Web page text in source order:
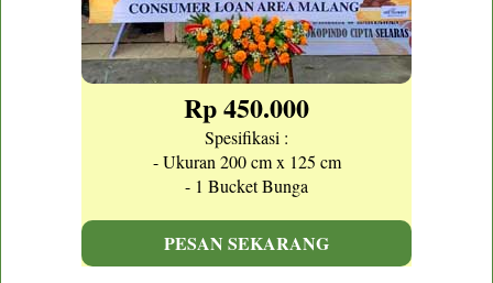
Rp 450.000
Spesifikasi :
- Ukuran 200 cm x 125 cm
- 1 Bucket Bunga
PESAN SEKARANG